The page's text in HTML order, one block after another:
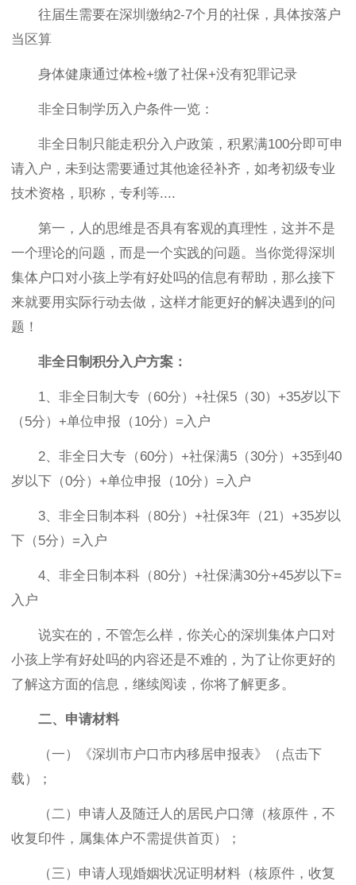
往届生需要在深圳缴纳2-7个月的社保，具体按落户
当区算
身体健康通过体检+缴了社保+没有犯罪记录
非全日制学历入户条件一览：
非全日制只能走积分入户政策，积累满100分即可申
请入户，未到达需要通过其他途径补齐，如考初级专业
技术资格，职称，专利等....
第一，人的思维是否具有客观的真理性，这并不是
一个理论的问题，而是一个实践的问题。当你觉得深圳
集体户口对小孩上学有好处吗的信息有帮助，那么接下
来就要用实际行动去做，这样才能更好的解决遇到的问
题！
非全日制积分入户方案：
1、非全日制大专（60分）+社保5（30）+35岁以下
（5分）+单位申报（10分）=入户
2、非全日大专（60分）+社保满5（30分）+35到40
岁以下（0分）+单位申报（10分）=入户
3、非全日制本科（80分）+社保3年（21）+35岁以
下（5分）=入户
4、非全日制本科（80分）+社保满30分+45岁以下=
入户
说实在的，不管怎么样，你关心的深圳集体户口对
小孩上学有好处吗的内容还是不难的，为了让你更好的
了解这方面的信息，继续阅读，你将了解更多。
二、申请材料
（一）《深圳市户口市内移居申报表》（点击下
载）；
（二）申请人及随迁人的居民户口簿（核原件，不
收复印件，属集体户不需提供首页）；
（三）申请人现婚姻状况证明材料（核原件，收复